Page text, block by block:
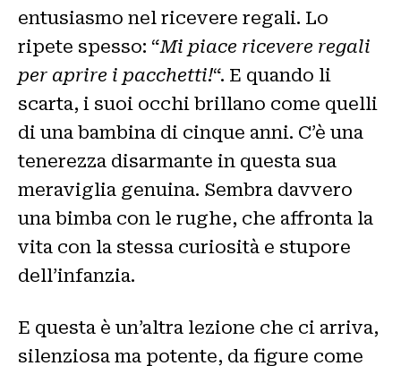
entusiasmo nel ricevere regali. Lo
ripete spesso: “Mi piace ricevere regali
per aprire i pacchetti!“. E quando li
scarta, i suoi occhi brillano come quelli
di una bambina di cinque anni. C’è una
tenerezza disarmante in questa sua
meraviglia genuina. Sembra davvero
una bimba con le rughe, che affronta la
vita con la stessa curiosità e stupore
dell’infanzia.
E questa è un’altra lezione che ci arriva,
silenziosa ma potente, da figure come